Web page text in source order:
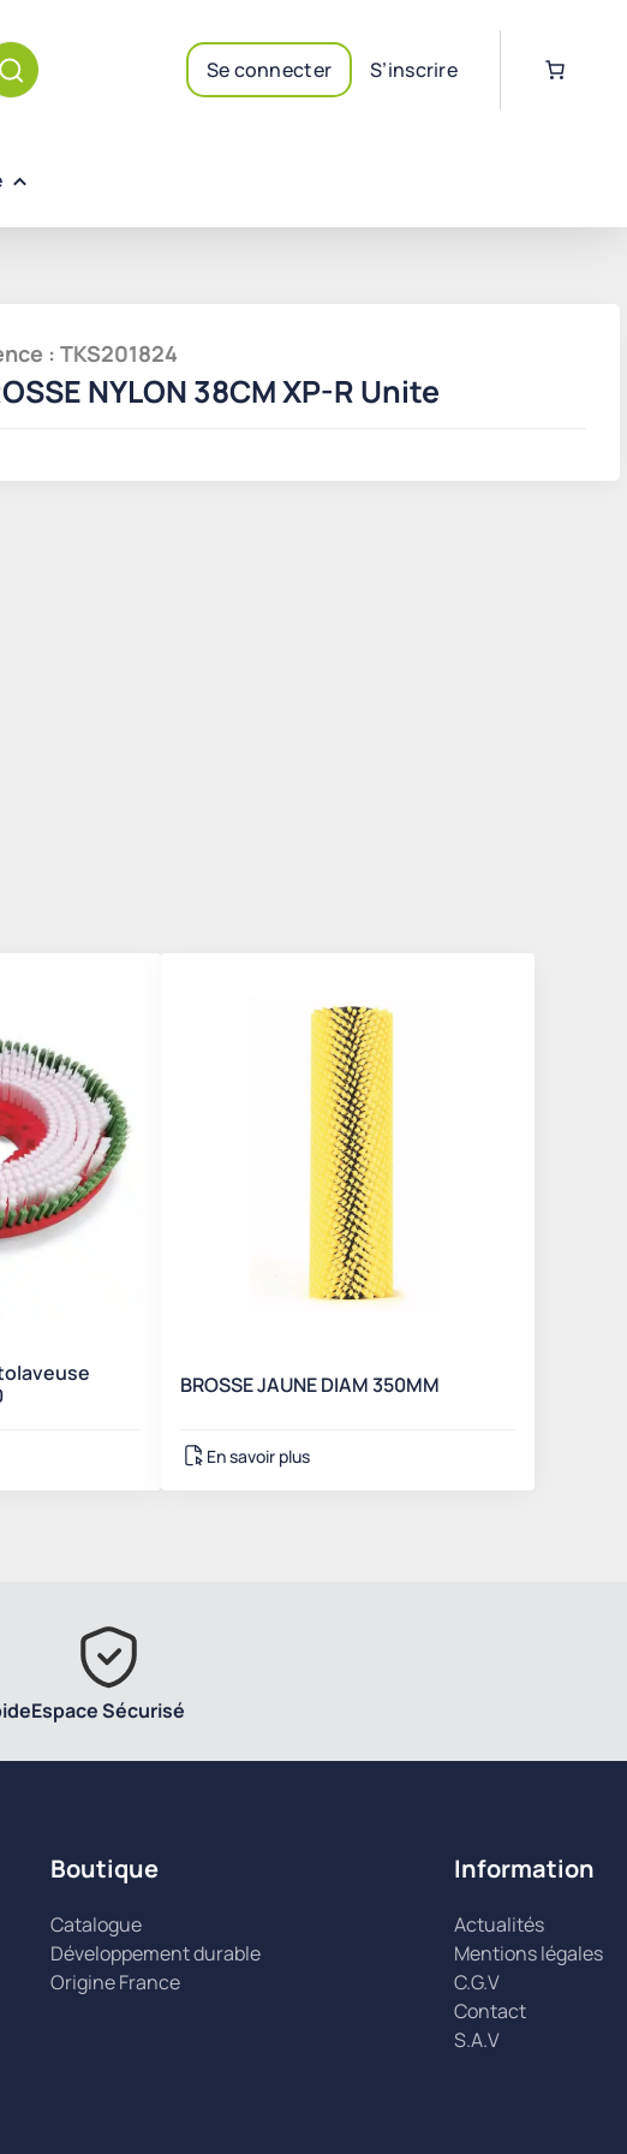
Se connecter S’inscrire
: TKS201824
NYLON 38CM XP-R Unite
BROSSE JAUNE DIAM 350MM
En savoir plus
Espace Sécurisé
Boutique
Catalogue
Développement durable
Origine France
Information
Actualités
Mentions légales
C.G.V
Contact
S.A.V